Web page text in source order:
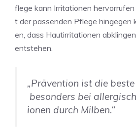
flege kann Irritationen
t der passenden Pflege hingegen
en, dass Hautirritationen
entstehen.
„Prävention ist die
besonders bei
ionen durch Milben.“